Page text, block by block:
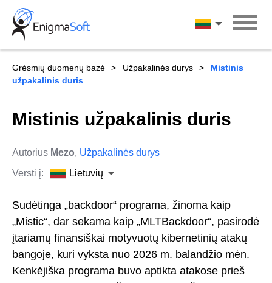
Skip
content
Lietuvių
Grėsmių duomenų bazė Užpakalinės durys
Mistinis
užpakalinis duris
Mistinis užpakalinis duris
Autorius Mezo, Užpakalinės durys
Versti į:
Lietuvių
Sudėtinga „backdoor“ programa, žinoma kaip
„Mistic“, dar sekama kaip „MLTBackdoor“, pasirodė
įtariamų finansiškai motyvuotų kibernetinių atakų
bangoje, kuri vyksta nuo 2026 m. balandžio mėn.
Kenkėjiška programa buvo aptikta atakose prieš